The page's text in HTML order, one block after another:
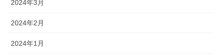
2024年3月
2024年2月
2024年1月